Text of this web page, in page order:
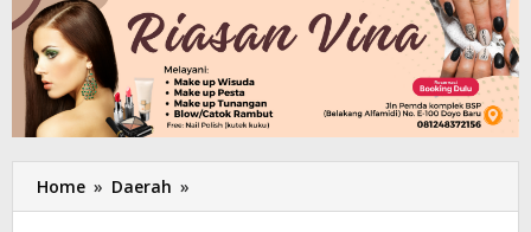
Home » Daerah »
: